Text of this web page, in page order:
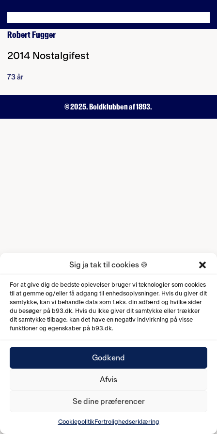
Sig ja tak til cookies 🍪
For at give dig de bedste oplevelser bruger vi teknologier som cookies
til at gemme og/eller få adgang til enhedsoplysninger. Hvis du giver dit
samtykke, kan vi behandle data som f.eks. din adfærd og hvilke sider
du besøger på b93.dk. Hvis du ikke giver dit samtykke eller trækker
dit samtykke tilbage, kan det have en negativ indvirkning på visse
funktioner og egenskaber på b93.dk.
Godkend
Afvis
Se dine præferencer
CookiepolitikFortrolighedserklæring
Robert Fugger
2014 Nostalgifest
73 år
© 2025. Boldklubben af 1893.